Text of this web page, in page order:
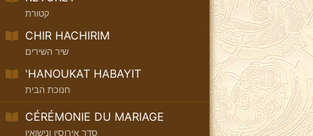
קטורת
CHIR HACHIRIM
שיר השירים
'HANOUKAT HABAYIT
חנוכת הבית
CÉRÉMONIE DU MARIAGE
סדר אירוסין ונישואין